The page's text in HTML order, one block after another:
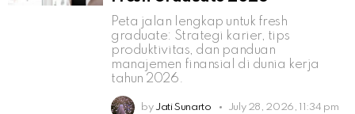
Peta jalan lengkap untuk fresh
graduate: Strategi karier, tips
produktivitas, dan panduan
manajemen finansial di dunia kerja
tahun 2026.
by Jati Sunarto July 28, 2026, 11:34 pm